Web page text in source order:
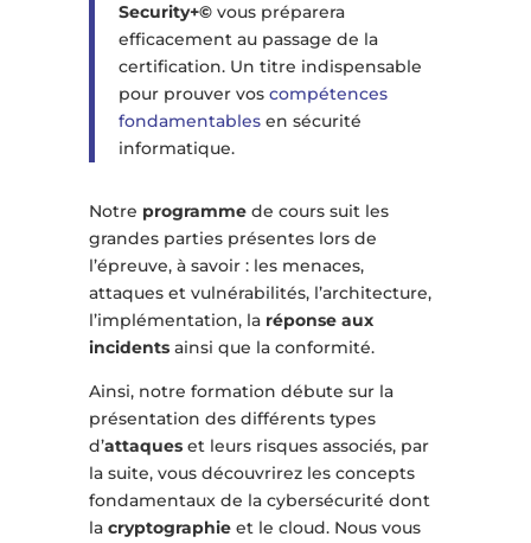
Security+©vous préparera
efficacement au passage de la
certification. Un titre indispensable
pour prouver vos compétences
fondamentablesen sécurité
informatique.
Notre programmede cours suit les
grandes parties présentes lors de
l’épreuve, à savoir : les menaces,
attaques et vulnérabilités, l’architecture,
l’implémentation, la réponse aux
incidentsainsi que la conformité.
Ainsi, notre formation débute sur la
présentation des différents types
d’attaqueset leurs risques associés, par
la suite, vous découvrirez les concepts
fondamentaux de la cybersécurité dont
la cryptographieet le cloud. Nous vous